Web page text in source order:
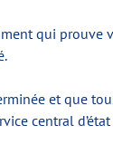
qui
et que
central